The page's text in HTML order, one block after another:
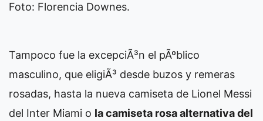
Foto: Florencia Downes.
Tampoco fue la excepciÃ³n el pÃºblico
masculino, que eligiÃ³ desde buzos y remeras
rosadas, hasta la nueva camiseta de Lionel Messi
del Inter Miami o la camiseta rosa alternativa del